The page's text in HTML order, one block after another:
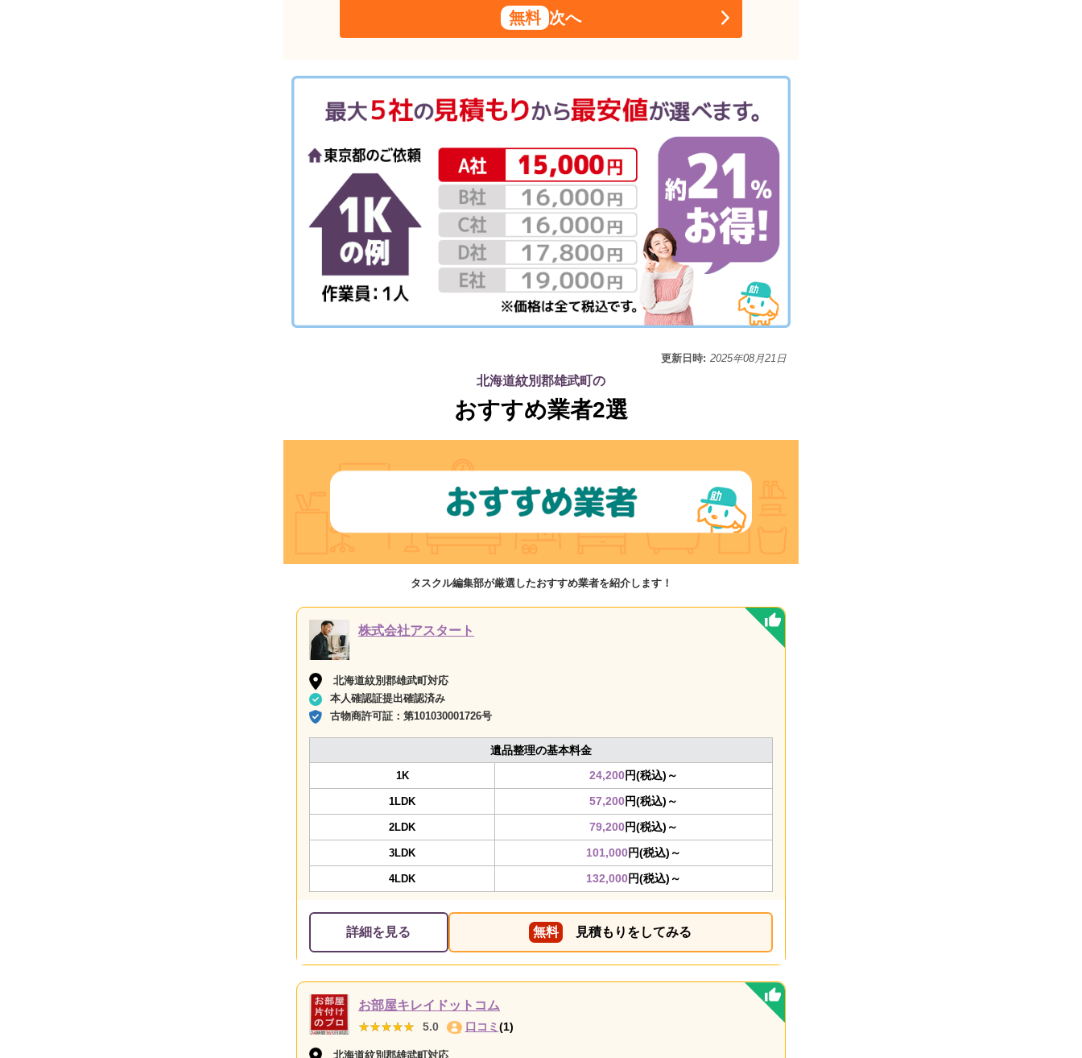
無料 次へ
更新日時: 2025年08月21日
北海道紋別郡雄武町の
おすすめ業者2選
タスクル編集部が厳選したおすすめ業者を紹介します！
株式会社アスタート
北海道紋別郡雄武町対応
本人確認証提出確認済み
古物商許可証： 第101030001726号
遺品整理の基本料金
1K 24,200円(税込)～
1LDK 57,200円(税込)～
2LDK 79,200円(税込)～
3LDK 101,000円(税込)～
4LDK 132,000円(税込)～
詳細を見る 無料 見積もりをしてみる
お部屋キレイドットコム
★★★★★
★★★★★ 5.0 口コミ (1)
北海道紋別郡雄武町対応